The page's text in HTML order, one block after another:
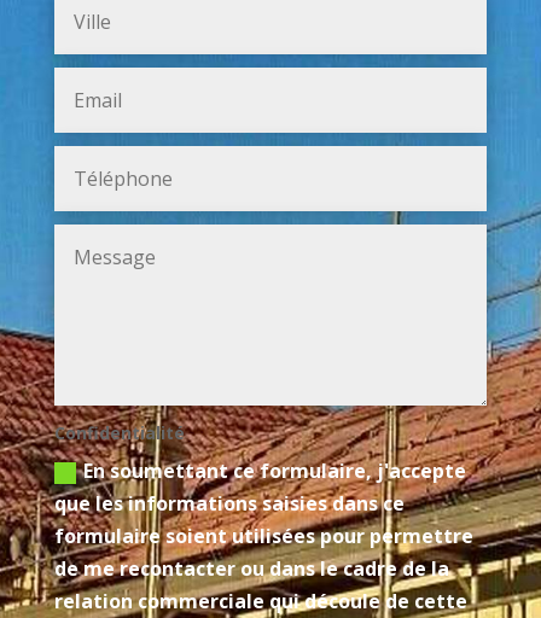
Confidentialité
En soumettant ce formulaire, j'accepte
que les informations saisies dans ce
formulaire soient utilisées pour permettre
de me recontacter ou dans le cadre de la
relation commerciale qui découle de cette